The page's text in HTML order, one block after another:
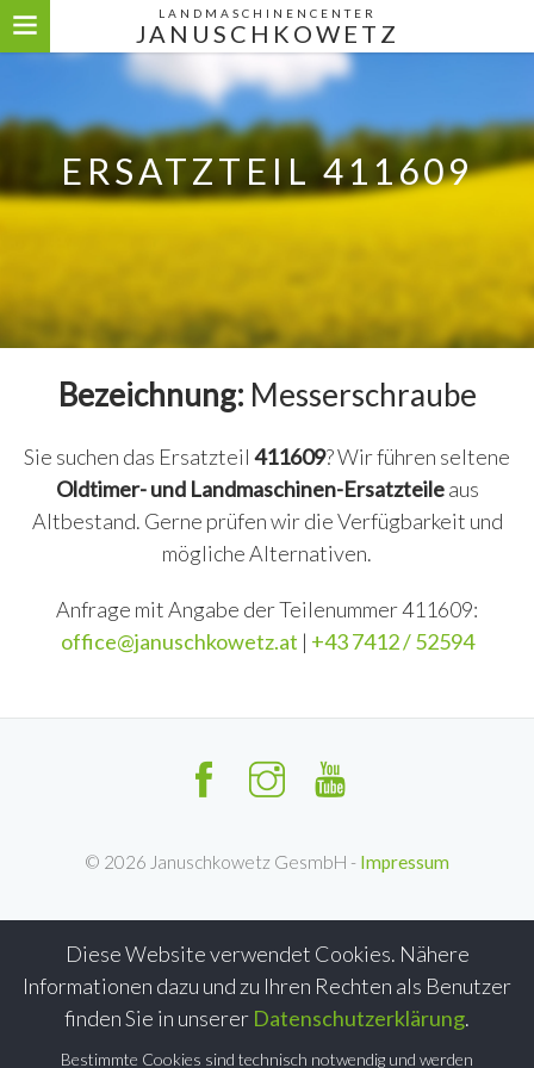
LANDMASCHINENCENTER
JANUSCHKOWETZ
Diese Website verwendet Cookies. Nähere
Informationen dazu und zu Ihren Rechten als Benutzer
finden Sie in unserer Datenschutzerklärung.
Bestimmte Cookies sind technisch notwendig und werden
ERSATZTEIL 411609
Bezeichnung: Messerschraube
Sie suchen das Ersatzteil 411609? Wir führen seltene
Oldtimer- und Landmaschinen-Ersatzteileaus
Altbestand. Gerne prüfen wir die Verfügbarkeit und
mögliche Alternativen.
Anfrage mit Angabe der Teilenummer 411609:
office@januschkowetz.at | +43 7412 / 52594
© 2026 Januschkowetz GesmbH - Impressum